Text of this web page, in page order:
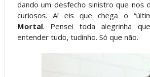
dando um desfecho sinistro que nos
curiosos. Aí eis que chega o
Mortal. Pensei toda alegrinha
entender tudo, tudinho. Só que não.